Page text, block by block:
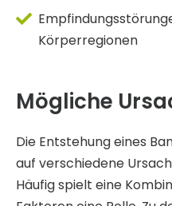
Körperregionen
Mögliche
Die Entstehung eines
auf verschiedene
Häufig spielt eine